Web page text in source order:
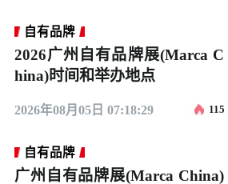
自有品牌
2026广州自有品牌展(Marca C
hina)时间和举办地点
2026年08月05日 07:18:29 115
自有品牌
广州自有品牌展(Marca China)